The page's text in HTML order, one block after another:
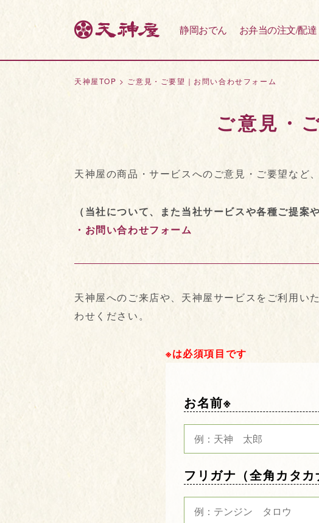
静岡おでん お弁当の注文/配達
天神屋TOP > ご意見・ご要望｜お問い合わせフォーム
ご意見・
天神屋の商品・サービスへのご意見・ご要望など
（当社について、また当社サービスや各種ご提
・お問い合わせフォーム
天神屋へのご来店や、天神屋サービスをご利用い
わせください。
※は必須項目です
お名前※
フリガナ（全角カタ